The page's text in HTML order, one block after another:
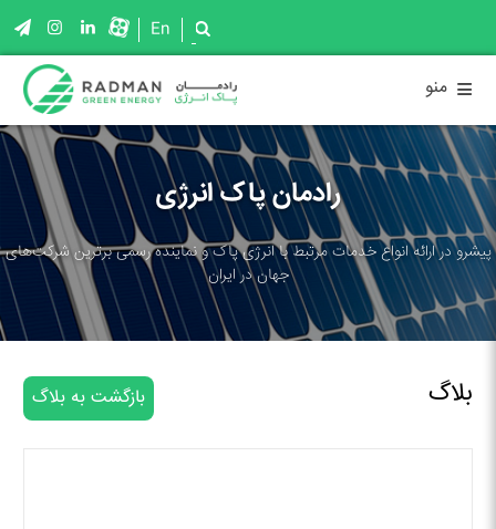
En
≡ منو
رادمان پاک انرژی
پیشرو در ارائه انواع خدمات مرتبط با انرژی پاک و نماینده رسمی برترین شرکت‌های
جهان در ایران
بلاگ بازگشت به بلاگ